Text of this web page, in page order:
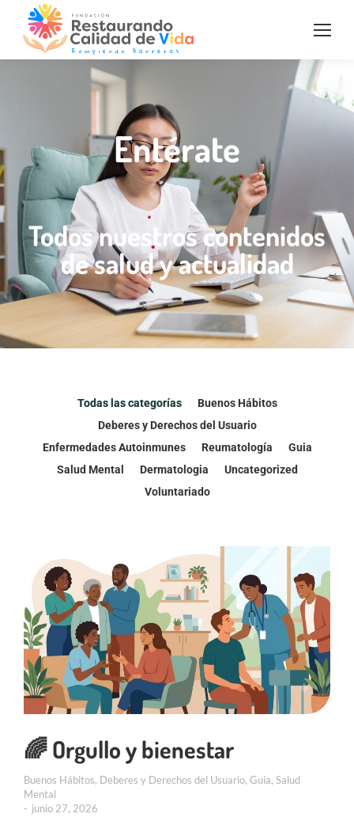
Entérate
Todos nuestros contenidos
de salud y actualidad
Todas las categorías
Buenos Hábitos
Deberes y Derechos del Usuario
Enfermedades Autoinmunes
Reumatología
Guia
Salud Mental
Dermatologia
Uncategorized
Voluntariado
🌈 Orgullo y bienestar
Buenos Hábitos, Deberes y Derechos del Usuario, Guia, Salud
Mental
junio 27, 2026